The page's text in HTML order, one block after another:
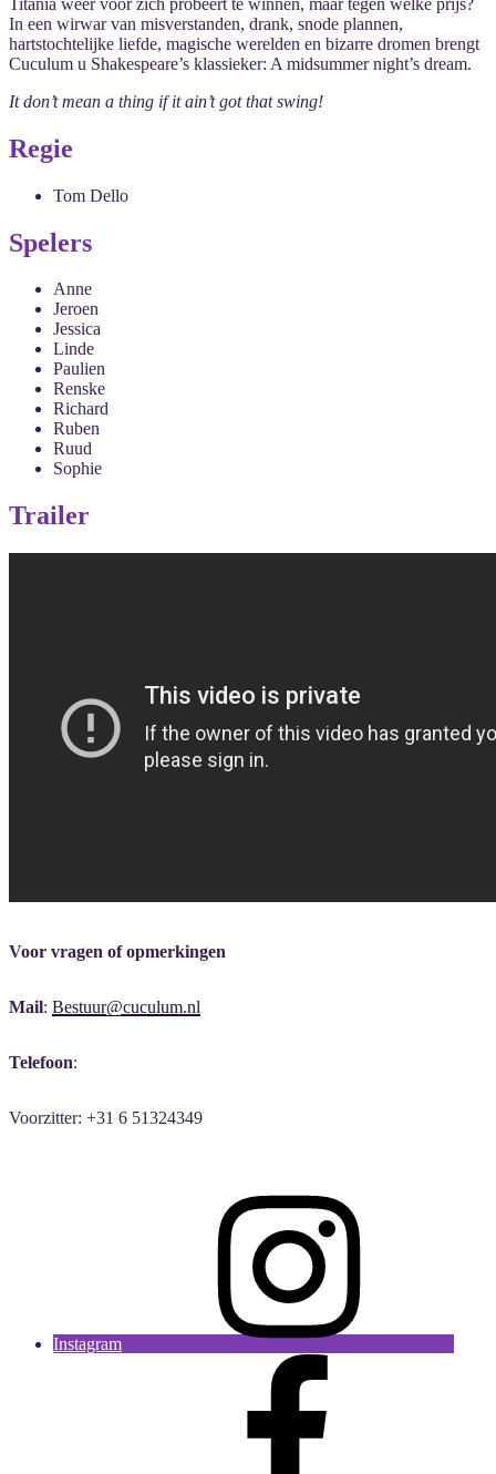
In een wirwar van misverstanden, drank, snode plannen,
hartstochtelijke liefde, magische werelden en bizarre dromen brengt
Cuculum u Shakespeare’s klassieker: A midsummer night’s dream.
It don’t mean a thing if it ain’t got that swing!
Regie
Tom Dello
Spelers
Anne
Jeroen
Jessica
Linde
Paulien
Renske
Richard
Ruben
Ruud
Sophie
Trailer
Voor vragen of opmerkingen
Mail: Bestuur@cuculum.nl
Telefoon:
Voorzitter: +31 6 51324349
Instagram